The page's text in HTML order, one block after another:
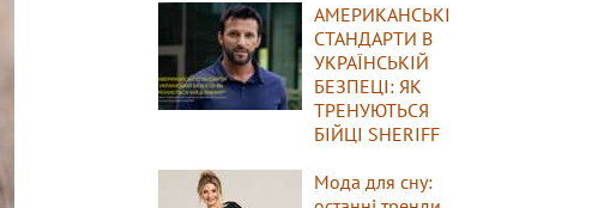
АМЕРИКАНСЬКІ
СТАНДАРТИ В
УКРАЇНСЬКІЙ
БЕЗПЕЦІ: ЯК
ТРЕНУЮТЬСЯ
БІЙЦІ SHERIFF
Мода для сну: